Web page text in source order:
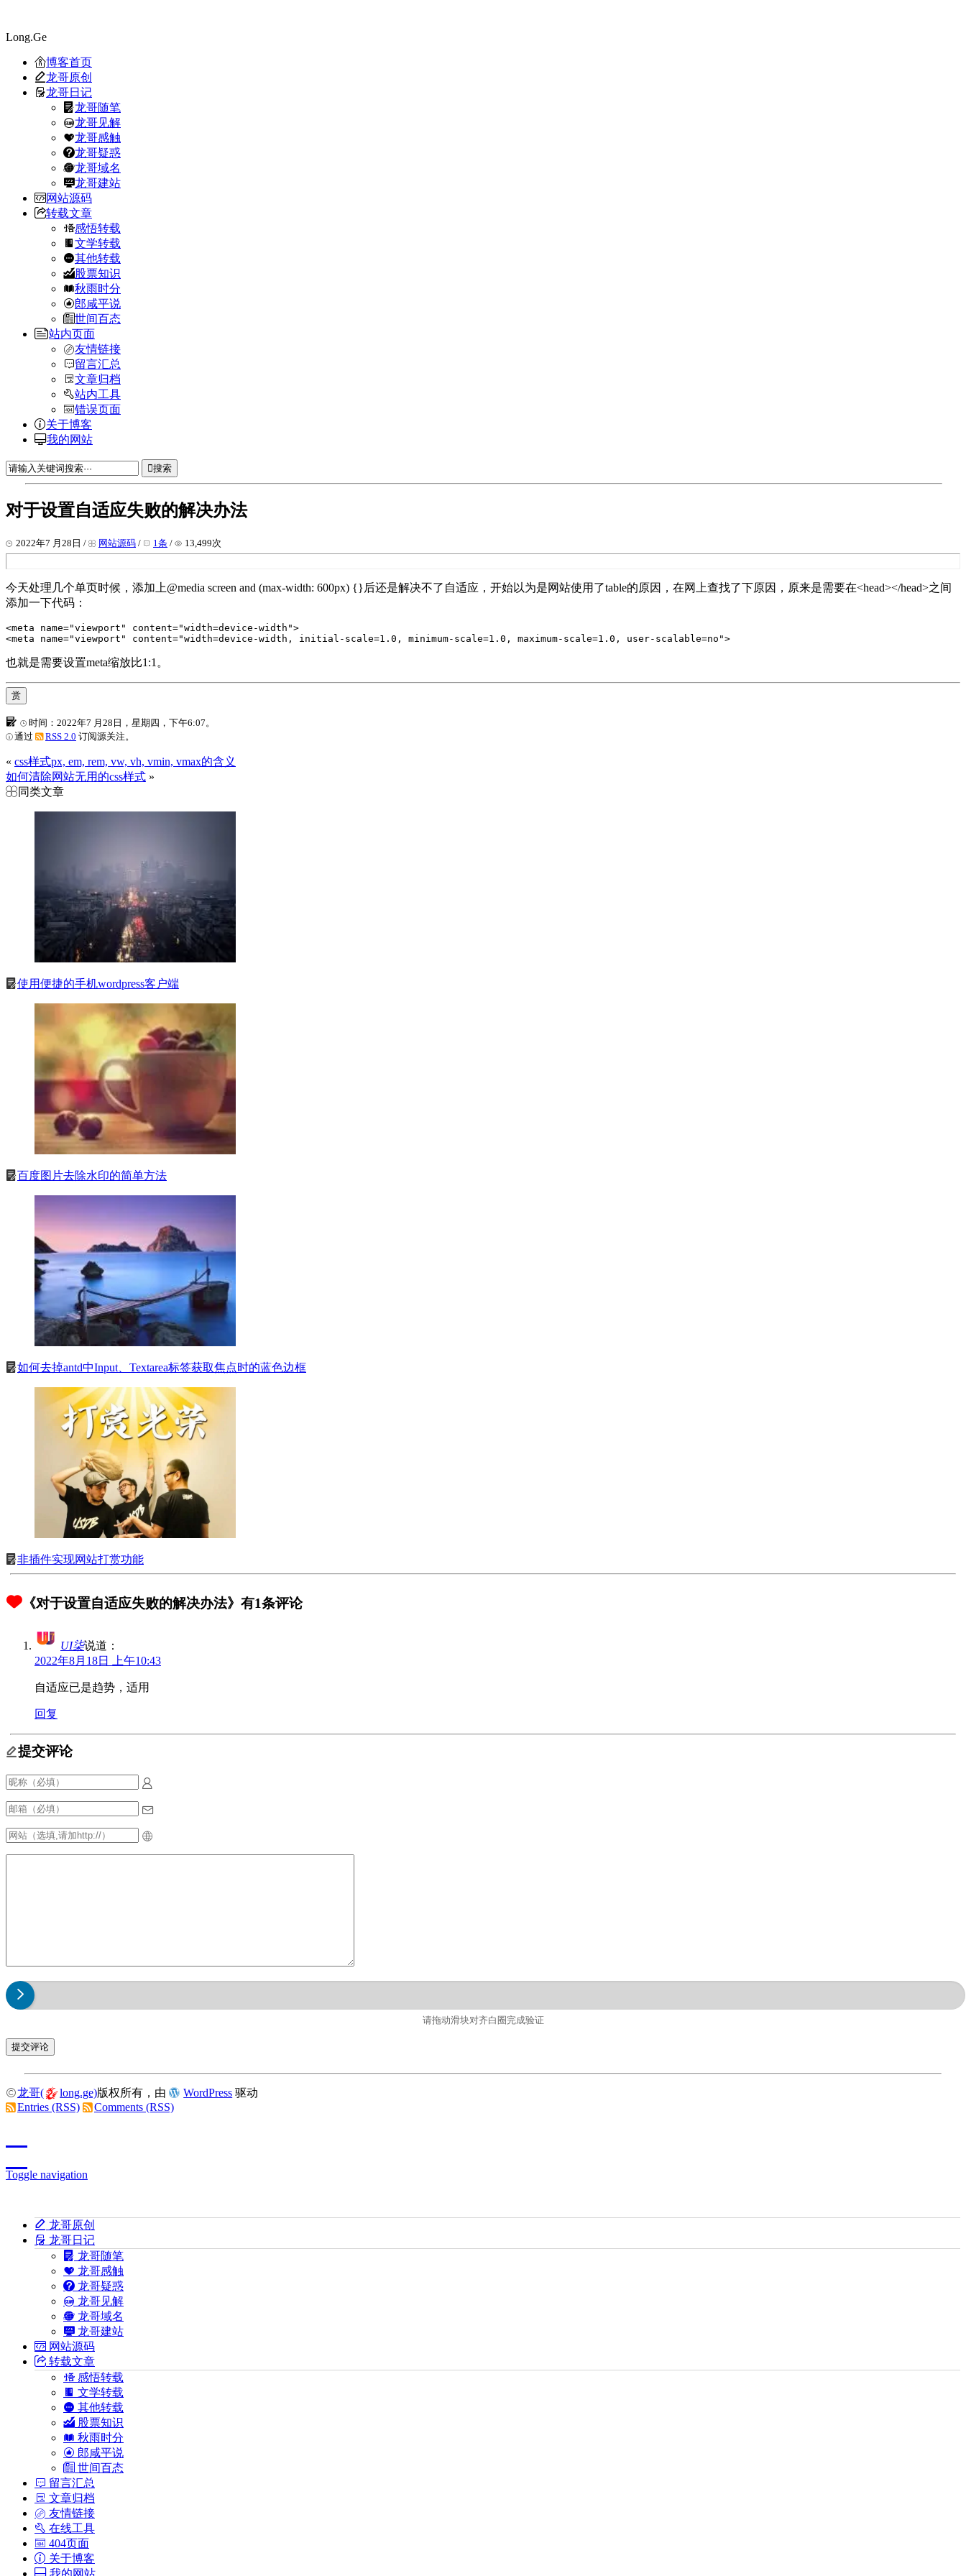
Long.Ge
博客首页
龙哥原创
龙哥日记
龙哥随笔
龙哥见解
龙哥感触
龙哥疑惑
龙哥域名
龙哥建站
网站源码
转载文章
感悟转载
文学转载
其他转载
股票知识
秋雨时分
郎咸平说
世间百态
站内页面
友情链接
留言汇总
文章归档
站内工具
错误页面
关于博客
我的网站
搜索
对于设置自适应失败的解决办法
2022年7 月28日 / 网站源码 / 1条 / 13,499次
今天处理几个单页时候，添加上@media screen and (max-width: 600px) {}后还是解决不了自适应，开始以为是网站使用了table的原因，在网上查找了下原因，原来是需要在<head></head>之间
添加一下代码：
<meta name="viewport" content="width=device-width">
<meta name="viewport" content="width=device-width, initial-scale=1.0, minimum-scale=1.0, maximum-scale=1.0, user-scalable=no">
也就是需要设置meta缩放比1:1。
赏
时间：2022年7 月28日，星期四，下午6:07。
通过
RSS 2.0 订阅源关注。
« css样式px, em, rem, vw, vh, vmin, vmax的含义
如何清除网站无用的css样式 »
《对于设置自适应失败的解决办法》有1条评论
UI柒说道：
2022年8月18日 上午10:43
自适应已是趋势，适用
回复
提交评论
请拖动滑块对齐白圈完成验证
同类文章
使用便捷的手机wordpress客户端
百度图片去除水印的简单方法
如何去掉antd中Input、Textarea标签获取焦点时的蓝色边框
非插件实现网站打赏功能
龙哥( long.ge)版权所有，由 WordPress 驱动
Entries (RSS)
Comments (RSS)
Toggle navigation
龙哥原创
龙哥日记
龙哥随笔
龙哥感触
龙哥疑惑
龙哥见解
龙哥域名
龙哥建站
网站源码
转载文章
感悟转载
文学转载
其他转载
股票知识
秋雨时分
郎咸平说
世间百态
留言汇总
文章归档
友情链接
在线工具
404页面
关于博客
我的网站